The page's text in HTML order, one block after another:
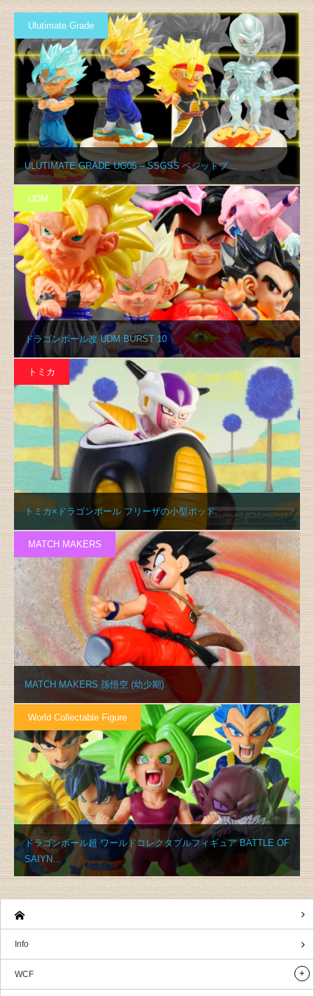
Ulutimate Grade
ULUTIMATE GRADE UG05 – SSGSS ベジットブ…
UDM
ドラゴンボール改 UDM BURST 10
トミカ
トミカ×ドラゴンボール フリーザの小型ポッド
MATCH MAKERS
MATCH MAKERS 孫悟空 (幼少期)
World Collectable Figure
ドラゴンボール超 ワールドコレクタブルフィギュア BATTLE OF
SAIYN…
Info
WCF